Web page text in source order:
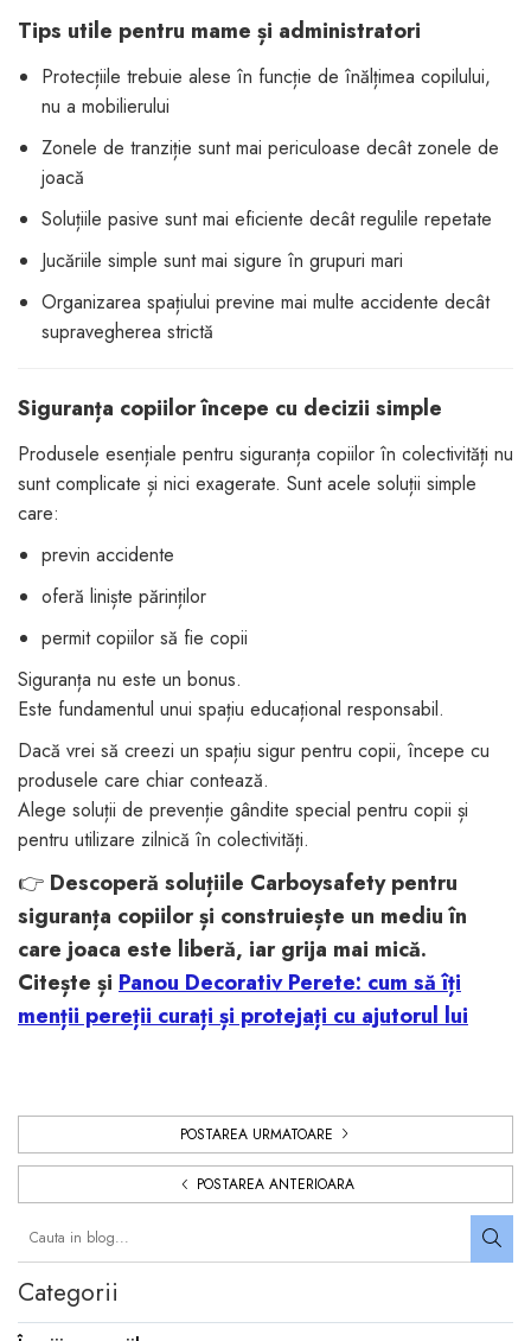
Tips utile pentru mame și administratori
Protecțiile trebuie alese în funcție de înălțimea copilului,
nu a mobilierului
Zonele de tranziție sunt mai periculoase decât zonele de
joacă
Soluțiile pasive sunt mai eficiente decât regulile repetate
Jucăriile simple sunt mai sigure în grupuri mari
Organizarea spațiului previne mai multe accidente decât
supravegherea strictă
Siguranța copiilor începe cu decizii simple
Produsele esențiale pentru siguranța copiilor în colectivități nu
sunt complicate și nici exagerate. Sunt acele soluții simple
care:
previn accidente
oferă liniște părinților
permit copiilor să fie copii
Siguranța nu este un bonus.
Este fundamentul unui spațiu educațional responsabil.
Dacă vrei să creezi un spațiu sigur pentru copii, începe cu
produsele care chiar contează.
Alege soluții de prevenție gândite special pentru copii și
pentru utilizare zilnică în colectivități.
👉 Descoperă soluțiile Carboysafety pentru
siguranța copiilor și construiește un mediu în
care joaca este liberă, iar grija mai mică.
Citește și Panou Decorativ Perete: cum să îți
menții pereții curați și protejați cu ajutorul lui
POSTAREA URMATOARE
POSTAREA ANTERIOARA
Categorii